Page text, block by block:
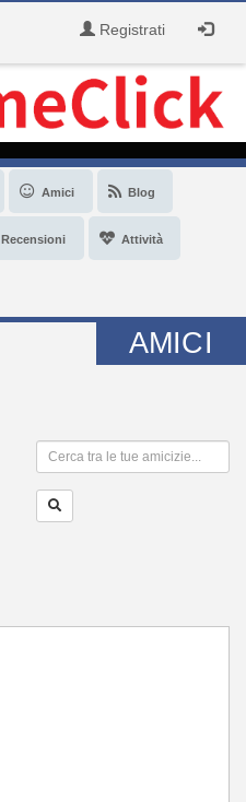
Registrati
Amici Blog
Recensioni Attività
AMICI